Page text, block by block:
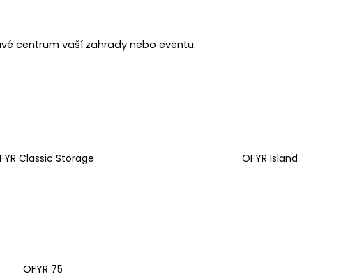
centrum vaší zahrady nebo eventu.
Classic Storage OFYR Island
OFYR 75